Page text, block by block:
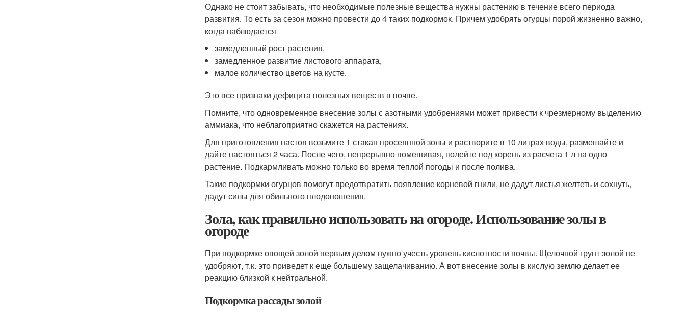
Однако не стоит забывать, что необходимые полезные вещества нужны растению в течение всего периода
развития. То есть за сезон можно провести до 4 таких подкормок. Причем удобрять огурцы порой жизненно важно,
когда наблюдается
замедленный рост растения,
замедленное развитие листового аппарата,
малое количество цветов на кусте.
Это все признаки дефицита полезных веществ в почве.
Помните, что одновременное внесение золы с азотными удобрениями может привести к чрезмерному выделению
аммиака, что неблагоприятно скажется на растениях.
Для приготовления настоя возьмите 1 стакан просеянной золы и растворите в 10 литрах воды, размешайте и
дайте настояться 2 часа. После чего, непрерывно помешивая, полейте под корень из расчета 1 л на одно
растение. Подкармливать можно только во время теплой погоды и после полива.
Такие подкормки огурцов помогут предотвратить появление корневой гнили, не дадут листья желтеть и сохнуть,
дадут силы для обильного плодоношения.
Зола, как правильно использовать на огороде. Использование золы в
огороде
При подкормке овощей золой первым делом нужно учесть уровень кислотности почвы. Щелочной грунт золой не
удобряют, т.к. это приведет к еще большему защелачиванию. А вот внесение золы в кислую землю делает ее
реакцию близкой к нейтральной.
Подкормка рассады золой